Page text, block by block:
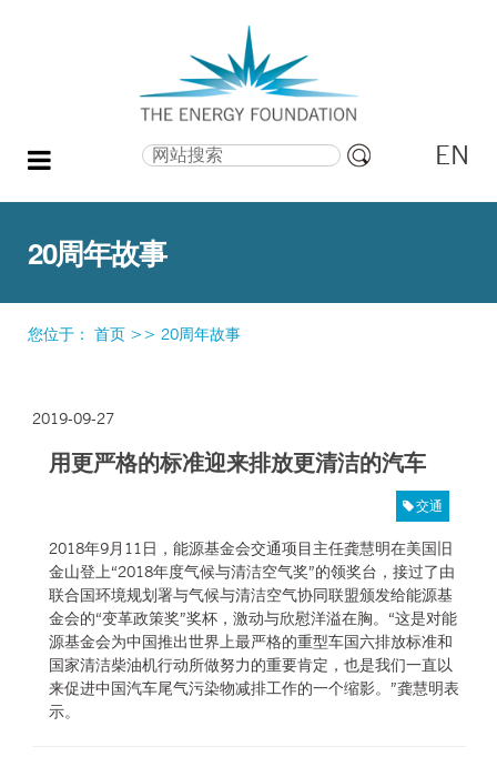
级
索
EN
20周年故事
您位于： 首页 >> 20周年故事
2019-09-27
用更严格的标准迎来排放更清洁的汽车
交通
2018年9月11日，能源基金会交通项目主任龚慧明在美国旧
金山登上“2018年度气候与清洁空气奖”的领奖台，接过了由
联合国环境规划署与气候与清洁空气协同联盟颁发给能源基
金会的“变革政策奖”奖杯，激动与欣慰洋溢在胸。“这是对能
源基金会为中国推出世界上最严格的重型车国六排放标准和
国家清洁柴油机行动所做努力的重要肯定，也是我们一直以
来促进中国汽车尾气污染物减排工作的一个缩影。”龚慧明表
示。